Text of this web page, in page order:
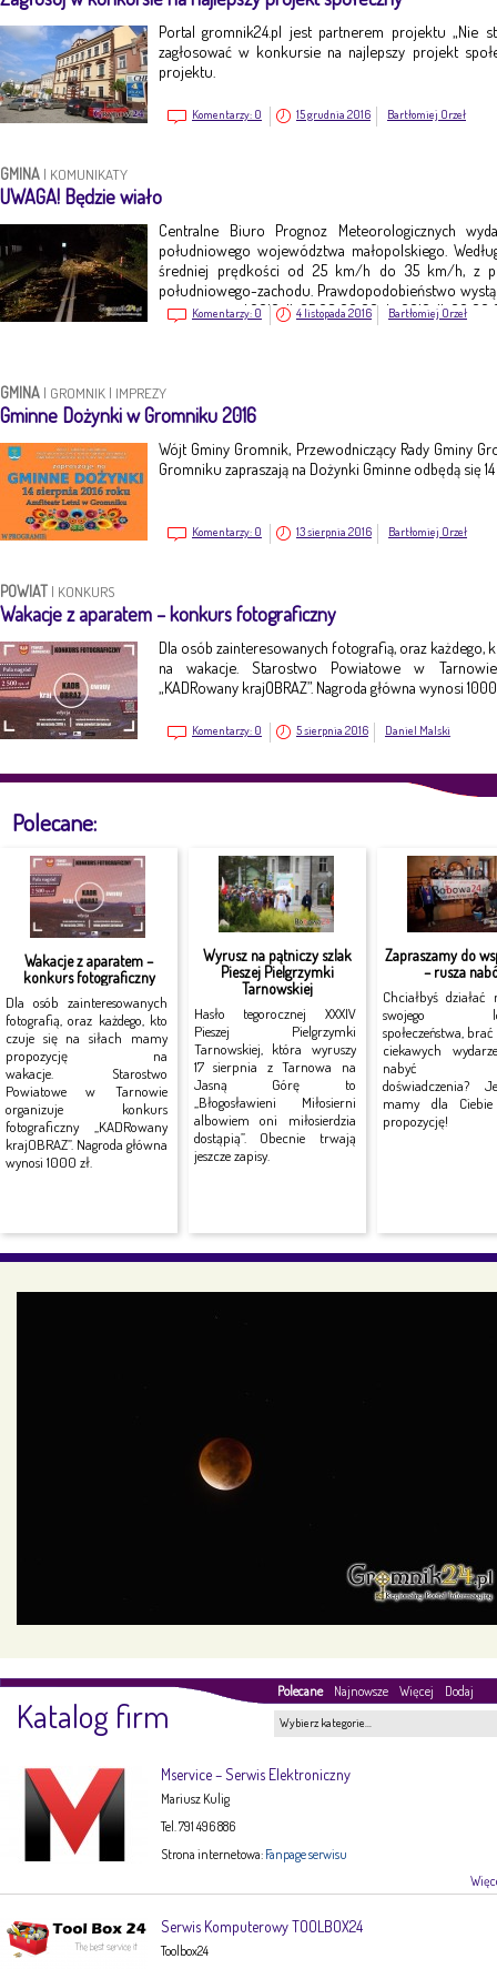
Portal gromnik24.pl jest partnerem projektu „Nie
zagłosować w konkursie na najlepszy projekt
projektu.
Komentarzy: 0 15 grudnia 2016 Bartłomiej Orzeł
GMINA | KOMUNIKATY
UWAGA! Będzie wiało
Centralne Biuro Prognoz Meteorologicznych
południowego województwa małopolskiego.
średniej prędkości od 25 km/h do 35 km/h, z
południowego-zachodu. Prawdopodobieństwo
jest ważne o d 2016-11-05 08:00:00 do 2016-11-06
Komentarzy: 0 4 listopada 2016 Bartłomiej Orzeł
GMINA | GROMNIK | IMPREZY
Gminne Dożynki w Gromniku 2016
Wójt Gminy Gromnik, Przewodniczący Rady Gminy
Gromniku zapraszają na Dożynki Gminne odbędą się
Komentarzy: 0 13 sierpnia 2016 Bartłomiej Orzeł
POWIAT | KONKURS
Wakacje z aparatem – konkurs fotograficzny
Dla osób zainteresowanych fotografią, oraz każdego,
na wakacje. Starostwo Powiatowe w
„KADRowany krajOBRAZ”. Nagroda główna wynosi 1000
Komentarzy: 0 5 sierpnia 2016 Daniel Malski
Polecane:
Wakacje z aparatem –
konkurs fotograficzny
Dla osób zainteresowanych
fotografią, oraz każdego, kto
czuje się na siłach mamy
propozycję na
wakacje. Starostwo
Powiatowe w Tarnowie
organizuje konkurs
fotograficzny „KADRowany
krajOBRAZ”. Nagroda główna
wynosi 1000 zł.
Wyrusz na pątniczy szlak
Pieszej Pielgrzymki
Tarnowskiej
Hasło tegorocznej XXXIV
Pieszej Pielgrzymki
Tarnowskiej, która wyruszy
17 sierpnia z Tarnowa na
Jasną Górę to
„Błogosławieni Miłosierni
albowiem oni miłosierdzia
dostąpią”. Obecnie trwają
jeszcze zapisy.
Zapraszamy do
– rusza
Chciałbyś działać
swojego
społeczeństwa,
ciekawych
nabyć
doświadczenia?
mamy dla Ciebie
propozycję!
Polecane Najnowsze Więcej Dodaj
Katalog firm Wybierz kategorie…
Mservice – Serwis Elektroniczny
Mariusz Kulig
Tel. 791 496 886
Strona internetowa: Fanpage serwisu
Serwis Komputerowy TOOLBOX24
Toolbox24